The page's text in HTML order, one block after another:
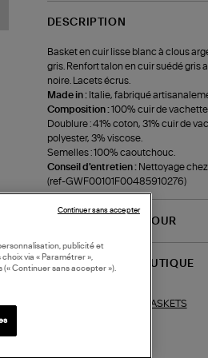
DESCRIPTION
Basket en cuir lisse blanc à clous
gris. Renfort talon en cuir suédé gris
noire. Lacets écrus.
Made in : Italie, fabriqué
Composition :100% cuir de vachette.
Doublure : 41% coton, 31% cuir de
polyester, 3% viscose.
Semelles : 100% caoutchouc.
Conseil d'entretien : Nettoyage
(ref-GWF00101F00485910276)
LIVRAISON ET RETOUR
DISPONIBILITÉ BOUTIQUE
BASKETS
publicité et
via « Paramétrer »,
Continuer sans accepter »).
Continuer sans accepter